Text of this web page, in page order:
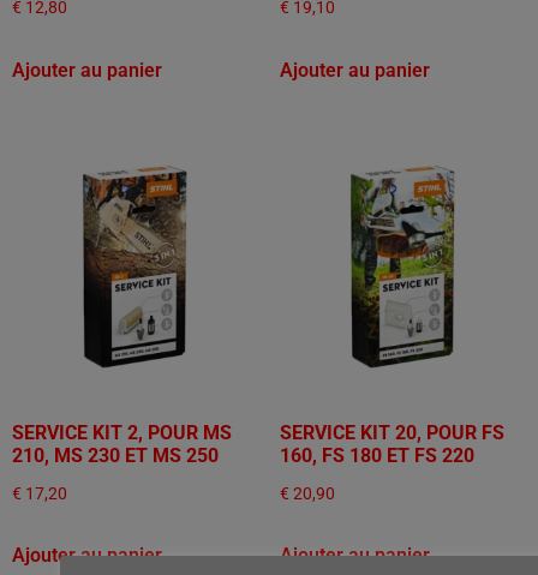
€ 12,80
Ajouter au panier
€ 19,10
Ajouter au panier
SERVICE KIT 2, POUR MS
210, MS 230 ET MS 250
€ 17,20
Ajouter au panier
SERVICE KIT 20, POUR FS
160, FS 180 ET FS 220
€ 20,90
Ajouter au panier